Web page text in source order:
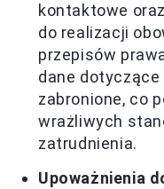
kontaktowe
do realizacji
przepisów
dane
zabronione, co
wrażliwych
zatrudnienia.
Upoważnienia